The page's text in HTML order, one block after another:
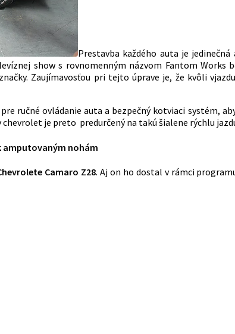
Prestavba každého auta je
show s rovnomenným názvom Fantom Works
Zaujímavosťou pri tejto úprave je, že kvôli
ručné ovládanie auta a bezpečný kotviaci systém,
chevrolet je preto predurčený na takú šialene rýchlu
amputovaným nohám
Camaro Z28. Aj on ho dostal v rámci